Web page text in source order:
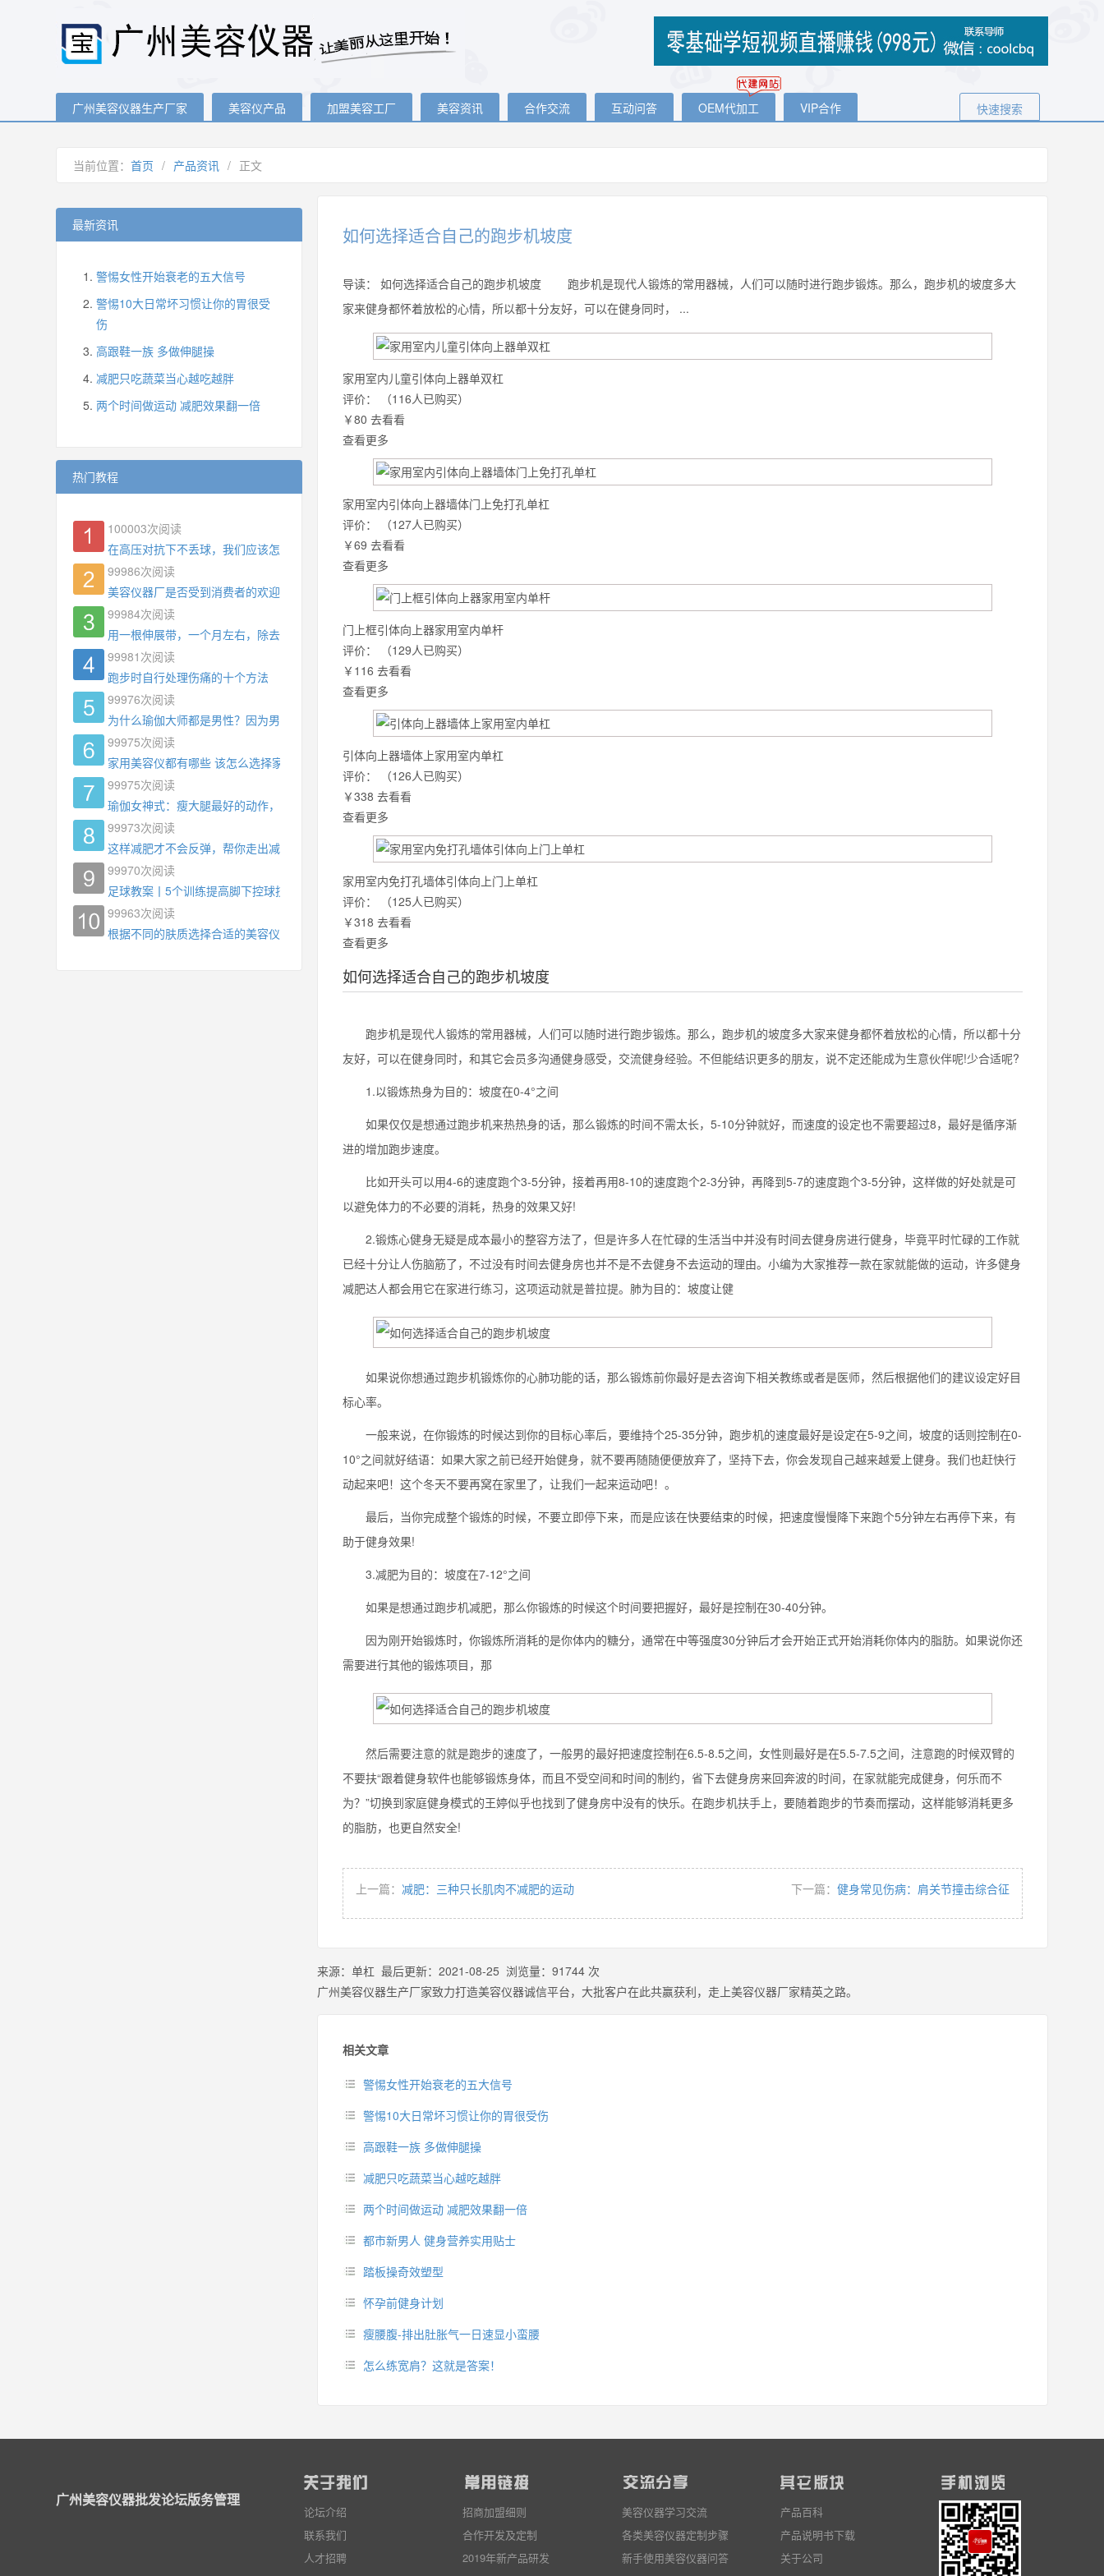
广州美容仪器生产厂家 美容仪产品 加盟美容工厂 美容资讯 合作交流 互动问答 OEM代加工 VIP合作 快速搜索
当前位置： 首页 / 产品资讯 / 正文
如何选择适合自己的跑步机坡度
导读：
如何选择适合自己的跑步机坡度 跑步机是现代人锻炼的常用器械，人们可以随时进行跑步锻炼。那么，跑步机的坡度多大
家来健身都怀着放松的心情，所以都十分友好，可以在健身同时， ...
家用室内儿童引体向上器单双杠
评价：
（116人已购买）
￥80 去看看
查看更多
家用室内引体向上器墙体门上免打孔单杠
评价：
（127人已购买）
￥69 去看看
查看更多
门上框引体向上器家用室内单杆
评价：
（129人已购买）
￥116 去看看
查看更多
引体向上器墙体上家用室内单杠
评价：
（126人已购买）
￥338 去看看
查看更多
家用室内免打孔墙体引体向上门上单杠
评价：
（125人已购买）
￥318 去看看
查看更多
如何选择适合自己的跑步机坡度
跑步机是现代人锻炼的常用器械，人们可以随时进行跑步锻炼。那么，跑步机的坡度多大家来健身都怀着放松的心情，所以都十分
友好，可以在健身同时，和其它会员多沟通健身感受，交流健身经验。不但能结识更多的朋友，说不定还能成为生意伙伴呢!少合适呢?
1.以锻炼热身为目的：坡度在0-4°之间
如果仅仅是想通过跑步机来热热身的话，那么锻炼的时间不需太长，5-10分钟就好，而速度的设定也不需要超过8，最好是循序渐
进的增加跑步速度。
比如开头可以用4-6的速度跑个3-5分钟，接着再用8-10的速度跑个2-3分钟，再降到5-7的速度跑个3-5分钟，这样做的好处就是可
以避免体力的不必要的消耗，热身的效果又好!
2.锻炼心健身无疑是成本最小的整容方法了，但是许多人在忙碌的生活当中并没有时间去健身房进行健身，毕竟平时忙碌的工作就
已经十分让人伤脑筋了，不过没有时间去健身房也并不是不去健身不去运动的理由。小编为大家推荐一款在家就能做的运动，许多健身
减肥达人都会用它在家进行练习，这项运动就是普拉提。肺为目的：坡度让健
如果说你想通过跑步机锻炼你的心肺功能的话，那么锻炼前你最好是去咨询下相关教练或者是医师，然后根据他们的建议设定好目
标心率。
一般来说，在你锻炼的时候达到你的目标心率后，要维持个25-35分钟，跑步机的速度最好是设定在5-9之间，坡度的话则控制在0-
10°之间就好结语：如果大家之前已经开始健身，就不要再随随便便放弃了，坚持下去，你会发现自己越来越爱上健身。我们也赶快行
动起来吧！这个冬天不要再窝在家里了，让我们一起来运动吧！。
最后，当你完成整个锻炼的时候，不要立即停下来，而是应该在快要结束的时候，把速度慢慢降下来跑个5分钟左右再停下来，有
助于健身效果!
3.减肥为目的：坡度在7-12°之间
如果是想通过跑步机减肥，那么你锻炼的时候这个时间要把握好，最好是控制在30-40分钟。
因为刚开始锻炼时，你锻炼所消耗的是你体内的糖分，通常在中等强度30分钟后才会开始正式开始消耗你体内的脂肪。如果说你还
需要进行其他的锻炼项目，那
然后需要注意的就是跑步的速度了，一般男的最好把速度控制在6.5-8.5之间，女性则最好是在5.5-7.5之间，注意跑的时候双臂的
不要扶“跟着健身软件也能够锻炼身体，而且不受空间和时间的制约，省下去健身房来回奔波的时间，在家就能完成健身，何乐而不
为？”切换到家庭健身模式的王婷似乎也找到了健身房中没有的快乐。在跑步机扶手上，要随着跑步的节奏而摆动，这样能够消耗更多
的脂肪，也更自然安全!
上一篇： 减肥：三种只长肌肉不减肥的运动 下一篇： 健身常见伤病：肩关节撞击综合征
来源： 单杠 最后更新： 2021-08-25 浏览量： 91744 次
广州美容仪器生产厂家致力打造美容仪器诚信平台，大批客户在此共赢获利，走上美容仪器厂家精英之路。
相关文章
警惕女性开始衰老的五大信号
警惕10大日常坏习惯让你的胃很受伤
高跟鞋一族 多做伸腿操
减肥只吃蔬菜当心越吃越胖
两个时间做运动 减肥效果翻一倍
都市新男人 健身营养实用贴士
踏板操奇效塑型
怀孕前健身计划
瘦腰腹-排出肚胀气一日速显小蛮腰
怎么练宽肩？这就是答案！
最新资讯
警惕女性开始衰老的五大信号
警惕10大日常坏习惯让你的胃很受
伤
高跟鞋一族 多做伸腿操
减肥只吃蔬菜当心越吃越胖
两个时间做运动 减肥效果翻一倍
热门教程
100003次阅读
在高压对抗下不丢球，我们应该怎么练?
99986次阅读
美容仪器厂是否受到消费者的欢迎
99984次阅读
用一根伸展带，一个月左右，除去了手臂拜拜肉，背也变薄了
99981 次阅读
跑步时自行处理伤痛的十个方法
99976次阅读
为什么瑜伽大师都是男性？因为男权，让女性失去同等的机会
99975次阅读
家用美容仪都有哪些 该怎么选择家用美容仪
99975次阅读
瑜伽女神式：瘦大腿最好的动作，没有之一，为什么你练了没效果？
99973次阅读
这样减肥才不会反弹，帮你走出减肥瓶颈
99970次阅读
足球教案丨5个训练提高脚下控球技术
99963次阅读
根据不同的肤质选择合适的美容仪器
广州美容仪器批发论坛版务管理
论坛介绍
联系我们
人才招聘
招商加盟细则
合作开发及定制
2019年新产品研发
美容仪器学习交流
各类美容仪器定制步骤
新手使用美容仪器问答
产品百科
产品说明书下载
关于公司